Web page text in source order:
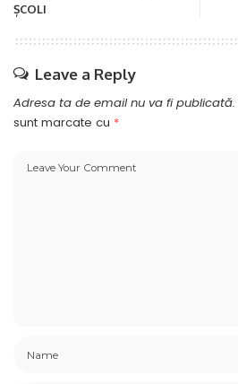
ȘCOLI
Leave a Reply
Adresa ta de email nu va fi publicată.
sunt marcate cu *